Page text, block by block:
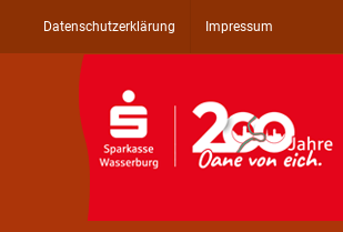
Datenschutzerklärung Impressum